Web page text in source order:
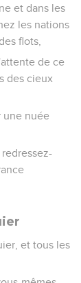
et dans les
les nations
flots,
de ce
des cieux
une nuée
et tous les